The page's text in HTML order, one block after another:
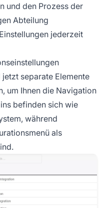
und den Prozess der
Abteilung
jederzeit
separate Elemente
um Ihnen die Navigation
befinden sich wie
während
als